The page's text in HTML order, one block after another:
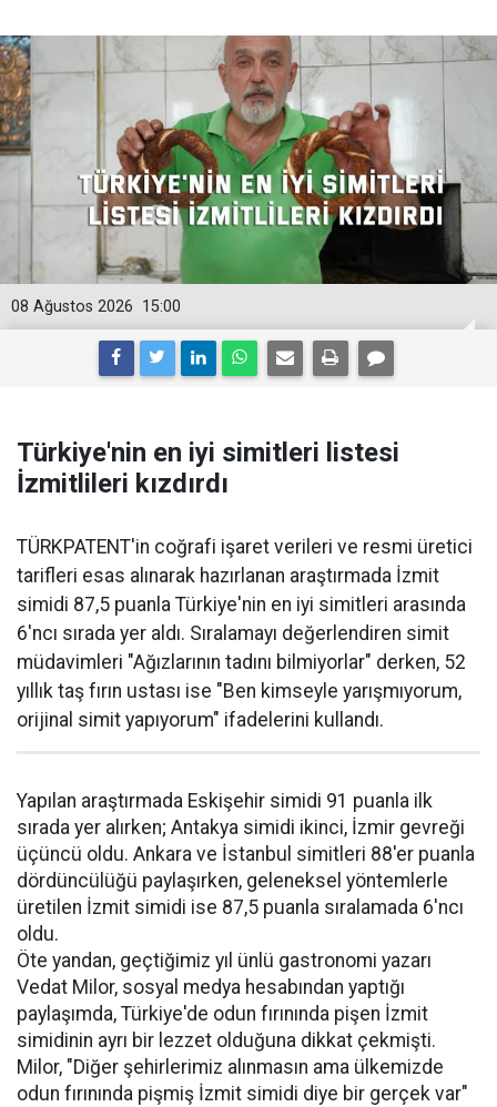
15:00
08 Ağustos 2026
Türkiye'nin en iyi simitleri listesi
İzmitlileri kızdırdı
TÜRKPATENT'in coğrafi işaret verileri ve resmi üretici
tarifleri esas alınarak hazırlanan araştırmada İzmit
simidi 87,5 puanla Türkiye'nin en iyi simitleri arasında
6'ncı sırada yer aldı. Sıralamayı değerlendiren simit
müdavimleri "Ağızlarının tadını bilmiyorlar" derken, 52
yıllık taş fırın ustası ise "Ben kimseyle yarışmıyorum,
orijinal simit yapıyorum" ifadelerini kullandı.
Yapılan araştırmada Eskişehir simidi 91 puanla ilk
sırada yer alırken; Antakya simidi ikinci, İzmir gevreği
üçüncü oldu. Ankara ve İstanbul simitleri 88'er puanla
dördüncülüğü paylaşırken, geleneksel yöntemlerle
üretilen İzmit simidi ise 87,5 puanla sıralamada 6'ncı
oldu.
Öte yandan, geçtiğimiz yıl ünlü gastronomi yazarı
Vedat Milor, sosyal medya hesabından yaptığı
paylaşımda, Türkiye'de odun fırınında pişen İzmit
simidinin ayrı bir lezzet olduğuna dikkat çekmişti.
Milor, "Diğer şehirlerimiz alınmasın ama ülkemizde
odun fırınında pişmiş İzmit simidi diye bir gerçek var"